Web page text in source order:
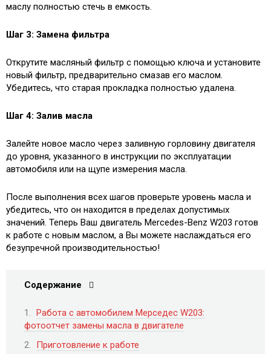
маслу полностью стечь в емкость.
Шаг 3: Замена фильтра
Открутите масляный фильтр с помощью ключа и установите
новый фильтр, предварительно смазав его маслом.
Убедитесь, что старая прокладка полностью удалена.
Шаг 4: Залив масла
Залейте новое масло через заливную горловину двигателя
до уровня, указанного в инструкции по эксплуатации
автомобиля или на щупе измерения масла.
После выполнения всех шагов проверьте уровень масла и
убедитесь, что он находится в пределах допустимых
значений. Теперь Ваш двигатель Mercedes-Benz W203 готов
к работе с новым маслом, а Вы можете наслаждаться его
безупречной производительностью!
Содержание
Работа с автомобилем Мерседес W203:
фотоотчет замены масла в двигателе
Приготовление к работе